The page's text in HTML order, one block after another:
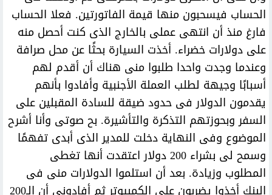
الحساب فيسحبون منها قيمة الفاتورتين. فعلا الحساب
فارغ منذ أن انتهى عملى بالخارج الذى كنت أحصل منه
على دولارات خضراء. أخذت السيارة بحثًا عن محل صرافة
وعندما وجدت واحدا طلبوا منى هناك أن أقدم لهم
أسبابًا وجيهة لطلب العملة الأجنبية وأفادوا بأنهم
يقدمون الدولار فى حدود ضيقة للسادة المقبلين على
السفر وبحوزتهم التذكرة والتأشيرة. بح صوتى وأنا أشرح
الموضوع وفى النهاية دخلت للمدير الذى أبدى تفهمًا
وسمح لى بشراء 200 دولار اعتقدت أنها تغطى
المطلوب وزيادة. بعد أن استلموا الدولارات منى فى
البنك أخذوا يضربون على الكمبيوتر ثم أفادونى أن الـ200